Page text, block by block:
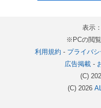
表示：
※PCの閲
利用規約 - プライバ
広告掲載-
(C)
(C) 2026